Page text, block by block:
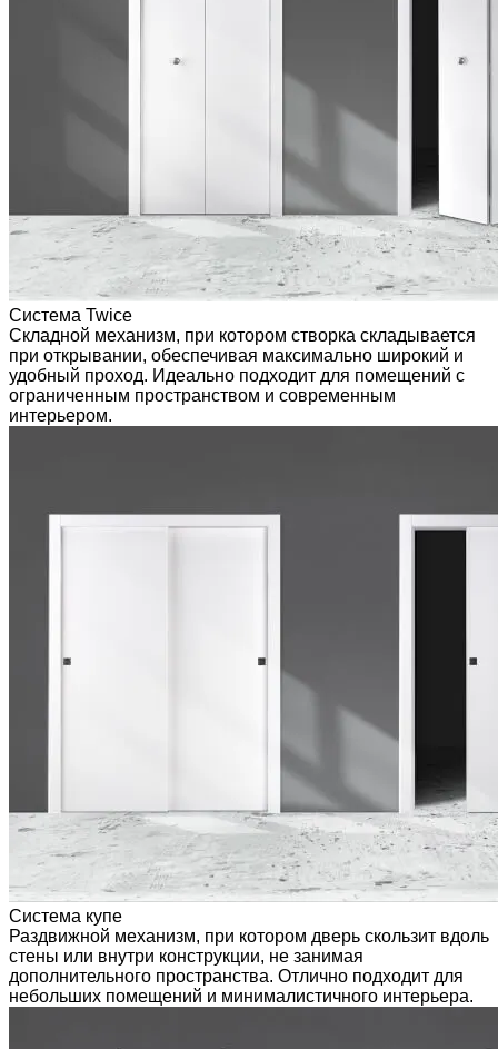
Система Twice
Складной механизм, при котором створка складывается
при открывании, обеспечивая максимально широкий и
удобный проход. Идеально подходит для помещений с
ограниченным пространством и современным
интерьером.
Система купе
Раздвижной механизм, при котором дверь скользит вдоль
стены или внутри конструкции, не занимая
дополнительного пространства. Отлично подходит для
небольших помещений и минималистичного интерьера.